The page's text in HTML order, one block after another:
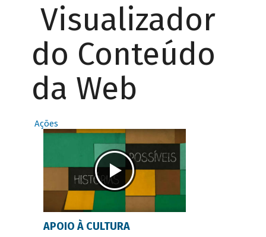
Visualizador
do Conteúdo
da Web
Ações
APOIO À CULTURA